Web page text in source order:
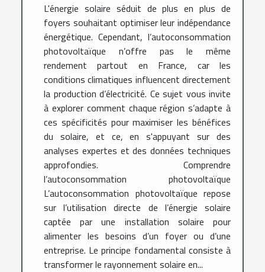
L'énergie solaire séduit de plus en plus de
foyers souhaitant optimiser leur indépendance
énergétique. Cependant, l’autoconsommation
photovoltaïque n’offre pas le même
rendement partout en France, car les
conditions climatiques influencent directement
la production d’électricité. Ce sujet vous invite
à explorer comment chaque région s’adapte à
ces spécificités pour maximiser les bénéfices
du solaire, et ce, en s'appuyant sur des
analyses expertes et des données techniques
approfondies. Comprendre
l’autoconsommation photovoltaïque
L’autoconsommation photovoltaïque repose
sur l’utilisation directe de l’énergie solaire
captée par une installation solaire pour
alimenter les besoins d’un foyer ou d’une
entreprise. Le principe fondamental consiste à
transformer le rayonnement solaire en...